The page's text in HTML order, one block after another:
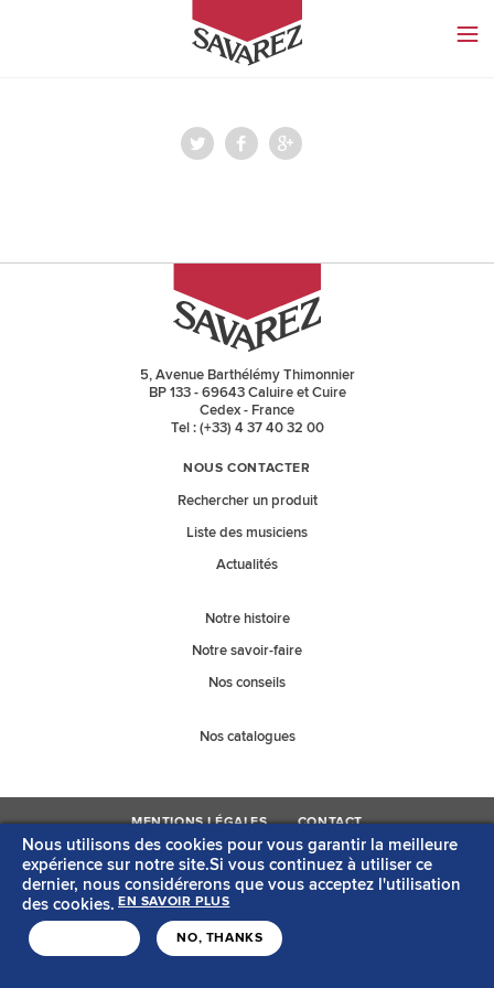
SAVAREZ
5, Avenue Barthélémy Thimonnier
BP 133 - 69643 Caluire et Cuire
Cedex - France
Tel : (+33) 4 37 40 32 00
NOUS CONTACTER
Rechercher un produit
Liste des musiciens
Actualités
Notre histoire
Notre savoir-faire
Nos conseils
Nos catalogues
MENTIONS LÉGALES CONTACT
Copyright © Savarez Création acti
Nous utilisons des cookies pour vous garantir la meilleure
expérience sur notre site.Si vous continuez à utiliser ce
dernier, nous considérerons que vous acceptez l'utilisation
des cookies. EN SAVOIR PLUS
NO, THANKS